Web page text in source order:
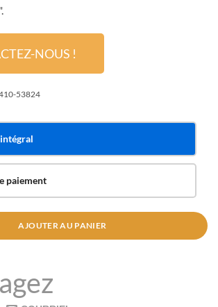
NOUS !
53824
paiement
AJOUTER AU PANIER